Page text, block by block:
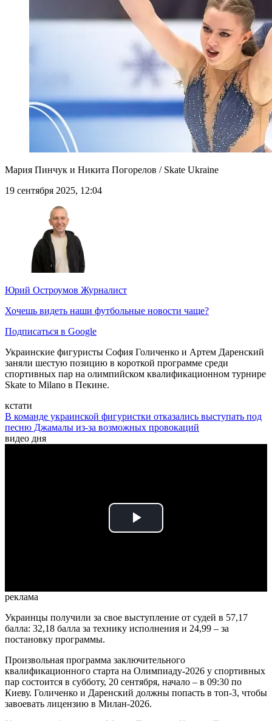
Мария Пинчук и Никита Погорелов / Skate Ukraine
19 сентября 2025, 12:04
Юрий Остроумов Журналист
Хочешь видеть наши футбольные новости чаще?
Подписаться в Google
Украинские фигуристы София Голиченко и Артем Даренский
заняли шестую позицию в короткой программе среди
спортивных пар на олимпийском квалификационном турнире
Skate to Milano в Пекине.
кстати
В команде украинской фигуристки отказались выступать под
песню Джамалы из-за возможных провокаций
видео дня
Play
реклама
Украинцы получили за свое выступление от судей в 57,17
балла: 32,18 балла за технику исполнения и 24,99 – за
постановку программы.
Произвольная программа заключительного
квалификационного старта на Олимпиаду-2026 у спортивных
пар состоится в субботу, 20 сентября, начало – в 09:30 по
Киеву. Голиченко и Даренский должны попасть в топ-3, чтобы
завоевать лицензию в Милан-2026.